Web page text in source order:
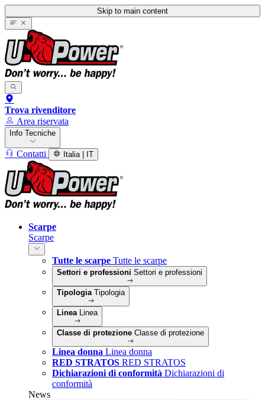
Skip to main content
Trova rivenditore
Area riservata
Info Tecniche
Contatti Italia | IT
Scarpe
Scarpe
Tutte le scarpe Tutte le scarpe
Settori e professioni Settori e professioni
Tipologia Tipologia
Linea Linea
Classe di protezione Classe di protezione
Linea donna Linea donna
RED STRATOS RED STRATOS
Dichiarazioni di conformità Dichiarazioni di
conformità
News